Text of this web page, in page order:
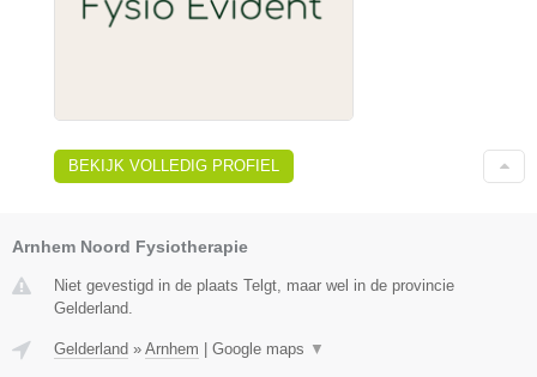
BEKIJK VOLLEDIG PROFIEL
Arnhem Noord Fysiotherapie
Niet gevestigd in de plaats Telgt, maar wel in de provincie
Gelderland.
Gelderland » Arnhem Google maps ▼